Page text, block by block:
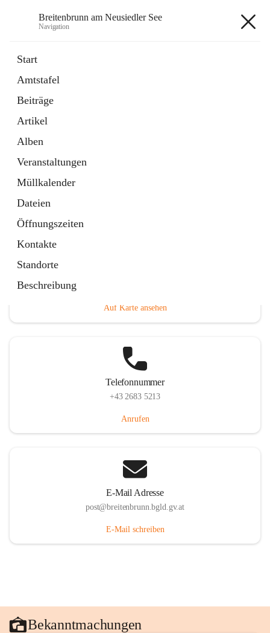
Breitenbrunn am Neusiedler See
Navigation
Start
Amtstafel
Beiträge
Artikel
Alben
Veranstaltungen
Müllkalender
Dateien
Öffnungszeiten
Kontakte
Standorte
Beschreibung
18 Schnellzugriffe
Gemeindeservice
Auf Karte ansehen
Telefonnummer
+43 2683 5213
Anrufen
E-Mail Adresse
post@breitenbrunn.bgld.gv.at
E-Mail schreiben
Bekanntmachungen